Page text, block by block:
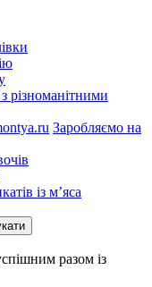
різноманітними
Заробляємо на
із м’яса
разом із